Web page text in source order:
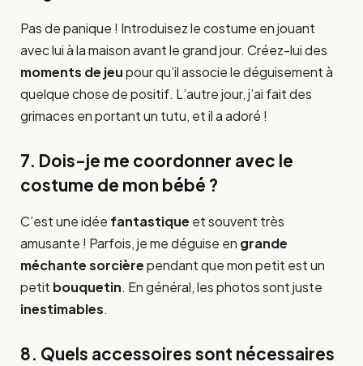
Pas de panique ! Introduisez le costume en jouant
avec lui à la maison avant le grand jour. Créez-lui des
moments de jeupour qu’il associe le déguisement à
quelque chose de positif. L’autre jour, j’ai fait des
grimaces en portant un tutu, et il a adoré !
7. Dois-je me coordonner avec le
costume de mon bébé ?
C’est une idée fantastique et souvent très
amusante ! Parfois, je me déguise en grande
méchante sorcièrependant que mon petit est un
petit bouquetin. En général, les photos sont juste
inestimables.
8. Quels accessoires sont nécessaires